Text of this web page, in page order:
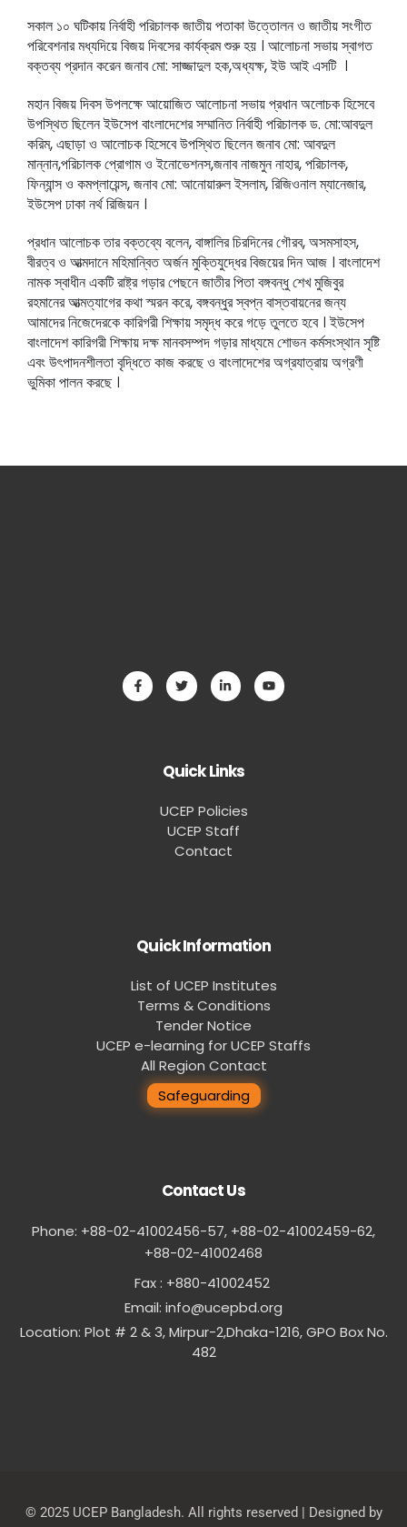
সকাল ১০ ঘটিকায় নির্বাহী পরিচালক জাতীয় পতাকা উত্তোলন ও জাতীয় সংগীত
পরিবেশনার মধ্যদিয়ে বিজয় দিবসের কার্যক্রম শুরু হয় । আলোচনা সভায় স্বাগত
বক্তব্য প্রদান করেন জনাব মো: সাজ্জাদুল হক,অধ্যক্ষ, ইউ আই এসটি ।
মহান বিজয় দিবস উপলক্ষে আয়োজিত আলোচনা সভায় প্রধান অলোচক হিসেবে
উপস্থিত ছিলেন ইউসেপ বাংলাদেশের সম্মানিত নির্বাহী পরিচালক ড. মো:আবদুল
করিম, এছাড়া ও আলোচক হিসেবে উপস্থিত ছিলেন জনাব মো: আবদুল
মান্নান,পরিচালক প্রোগাম ও ইনোভেশনস,জনাব নাজমুন নাহার, পরিচালক,
ফিন্যান্স ও কমপ্লায়েন্স, জনাব মো: আনোয়ারুল ইসলাম, রিজিওনাল ম্যানেজার,
ইউসেপ ঢাকা নর্থ রিজিয়ন ।
প্রধান আলোচক তার বক্তব্যে বলেন, বাঙ্গালির চিরদিনের গৌরব, অসমসাহস,
বীরত্ব ও আত্মদানে মহিমান্বিত অর্জন মুক্তিযুদ্ধের বিজয়ের দিন আজ । বাংলাদেশ
নামক স্বাধীন একটি রাষ্ট্র গড়ার পেছনে জাতীর পিতা বঙ্গবন্ধু শেখ মুজিবুর
রহমানের আত্মত্যাগের কথা স্মরন করে, বঙ্গবন্ধুর স্বপ্ন বাস্তবায়নের জন্য
আমাদের নিজেদেরকে কারিগরী শিক্ষায় সমৃদ্ধ করে গড়ে তুলতে হবে । ইউসেপ
বাংলাদেশ কারিগরী শিক্ষায় দক্ষ মানবসম্পদ গড়ার মাধ্যমে শোভন কর্মসংস্থান সৃষ্টি
এবং উৎপাদনশীলতা বৃদ্ধিতে কাজ করছে ও বাংলাদেশের অগ্রযাত্রায় অগ্রণী
ভুমিকা পালন করছে ।
Quick Links
UCEP Policies
UCEP Staff
Contact
Quick Information
List of UCEP Institutes
Terms & Conditions
Tender Notice
UCEP e-learning for UCEP Staffs
All Region Contact
Safeguarding
Contact Us
Phone: +88-02-41002456-57, +88-02-41002459-62,
‪+88-02-41002468
Fax : +880-41002452
Email: info@ucepbd.org
Location: Plot # 2 & 3, Mirpur-2,Dhaka-1216, GPO Box No.
482
© 2025 UCEP Bangladesh. All rights reserved | Designed by